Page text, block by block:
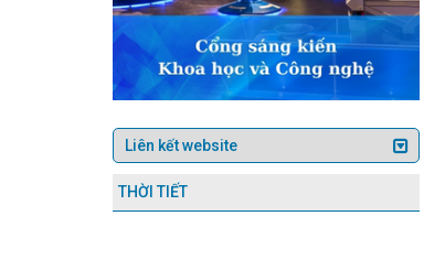
bố Quyết định thanh tra hành chính tại Trung tâm Khuyến
tục hoàn thiện các kế hoạch, đề án phát triển công nghiệp
hạn chế sản xuất, kinh doanh trong lĩnh vực công nghiệp
mại điện tử & Kinh tế số (Bộ Công Thương) phối hợp với Sở
nghỉ lễ dịp Giỗ Tổ Hùng Vương và 30/4 - 1/5 năm 2024
trình kết nối tiêu thụ sản phẩm Hà Tĩnh qua thương
Việt Nam (20/4/2008 - 20/4/2024)
Hà Tĩnh tăng 10
THƯƠNG HÀ TĨNH TIẾP NHẬN GIÁM ĐỐC MỚI
Hà
Hà Tĩnh tham gia xúc tiến thương mại kết nối giao
ương Đảng khóa XIV
Bí thư Tỉnh ủy Hà Tĩnh Nguyễn
tại Tổng kho xăng dầu dầu khí Vũng Áng (PV Oil)
Sở
Hà Tĩnh triển khai hướng dẫn
Công đoàn Công ty CP Cảng Quốc tế Lào Việt phát
Hà Tĩnh có
THỜI TIẾT